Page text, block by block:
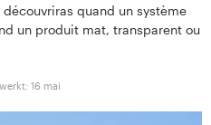
quand un système
un produit mat, transparent ou
16 mai